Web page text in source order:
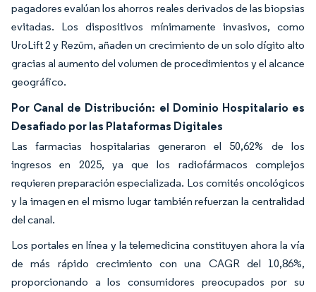
pagadores evalúan los ahorros reales derivados de las biopsias
evitadas. Los dispositivos mínimamente invasivos, como
UroLift 2 y Rezūm, añaden un crecimiento de un solo dígito alto
gracias al aumento del volumen de procedimientos y el alcance
geográfico.
Por Canal de Distribución: el Dominio Hospitalario es
Desafiado por las Plataformas Digitales
Las farmacias hospitalarias generaron el 50,62% de los
ingresos en 2025, ya que los radiofármacos complejos
requieren preparación especializada. Los comités oncológicos
y la imagen en el mismo lugar también refuerzan la centralidad
del canal.
Los portales en línea y la telemedicina constituyen ahora la vía
de más rápido crecimiento con una CAGR del 10,86%,
proporcionando a los consumidores preocupados por su